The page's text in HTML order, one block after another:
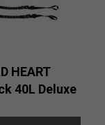
HEART
40L Deluxe